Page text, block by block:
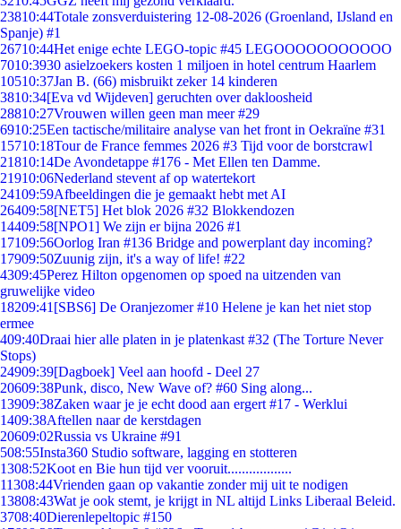
23810:44Totale zonsverduistering 12-08-2026 (Groenland, IJsland en
Spanje) #1
26710:44Het enige echte LEGO-topic #45 LEGOOOOOOOOOOO
7010:3930 asielzoekers kosten 1 miljoen in hotel centrum Haarlem
10510:37Jan B. (66) misbruikt zeker 14 kinderen
3810:34[Eva vd Wijdeven] geruchten over dakloosheid
28810:27Vrouwen willen geen man meer #29
6910:25Een tactische/militaire analyse van het front in Oekraïne #31
15710:18Tour de France femmes 2026 #3 Tijd voor de borstcrawl
21810:14De Avondetappe #176 - Met Ellen ten Damme.
21910:06Nederland stevent af op watertekort
24109:59Afbeeldingen die je gemaakt hebt met AI
26409:58[NET5] Het blok 2026 #32 Blokkendozen
14409:58[NPO1] We zijn er bijna 2026 #1
17109:56Oorlog Iran #136 Bridge and powerplant day incoming?
17909:50Zuunig zijn, it's a way of life! #22
4309:45Perez Hilton opgenomen op spoed na uitzenden van
gruwelijke video
18209:41 [SBS6] De Oranjezomer #10 Helene je kan het niet stop
ermee
409:40Draai hier alle platen in je platenkast #32 (The Torture Never
Stops)
24909:39[Dagboek] Veel aan hoofd - Deel 27
20609:38Punk, disco, New Wave of? #60 Sing along...
13909:38Zaken waar je je echt dood aan ergert #17 - Werklui
1409:38Aftellen naar de kerstdagen
20609:02Russia vs Ukraine #91
508:55Insta360 Studio software, lagging en stotteren
1308:52Koot en Bie hun tijd ver vooruit..................
11308:44Vrienden gaan op vakantie zonder mij uit te nodigen
13808:43Wat je ook stemt, je krijgt in NL altijd Links Liberaal Beleid.
3708:40Dierenlepeltopic #150